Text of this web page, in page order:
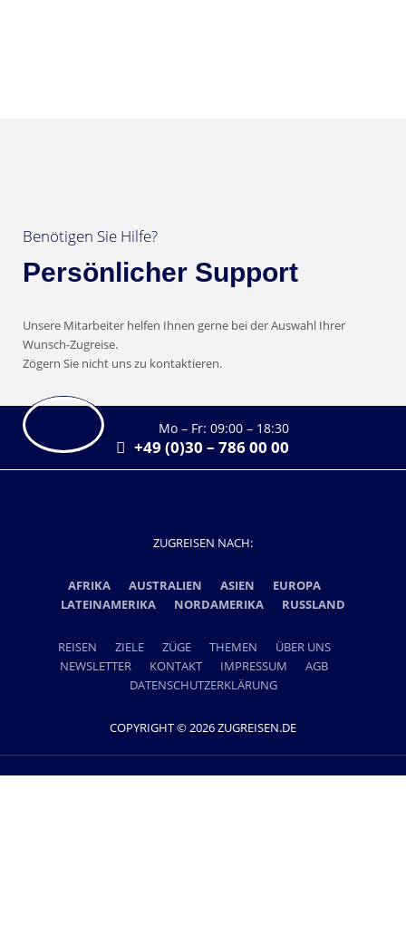
Benötigen Sie Hilfe?
Persönlicher Support
Unsere Mitarbeiter helfen Ihnen gerne bei der Auswahl Ihrer
Wunsch-Zugreise.
Zögern Sie nicht uns zu kontaktieren.
Mo – Fr: 09:00 – 18:30
+49 (0)30 – 786 00 00
ZUGREISEN NACH:
AFRIKA AUSTRALIEN ASIEN
EUROPA
LATEINAMERIKA
NORDAMERIKA RUSSLAND
REISEN ZIELE ZÜGE THEMEN
ÜBER UNS
NEWSLETTER
KONTAKT IMPRESSUM
AGB
DATENSCHUTZERKLÄRUNG
COPYRIGHT © 2026 ZUGREISEN.DE